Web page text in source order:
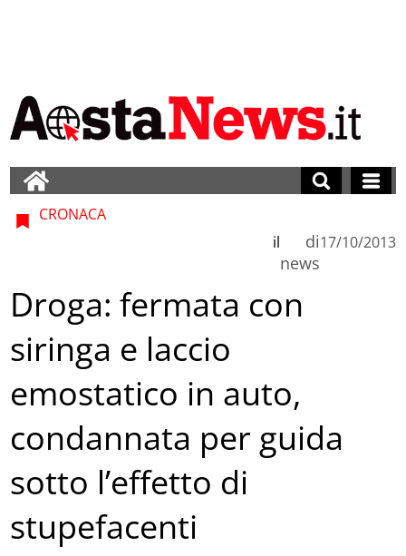
CRONACA
di
news
il 17/10/2013
Droga: fermata con
siringa e laccio
emostatico in auto,
condannata per guida
sotto l’effetto di
stupefacenti